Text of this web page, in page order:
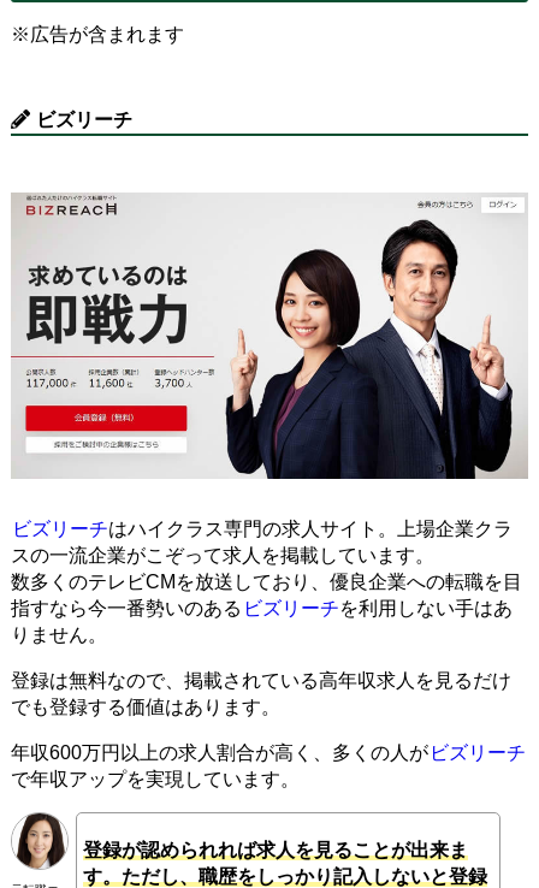
※広告が含まれます
ビズリーチ
ビズリーチはハイクラス専門の求人サイト。上場企業クラ
スの一流企業がこぞって求人を掲載しています。
数多くのテレビCMを放送しており、優良企業への転職を目
指すなら今一番勢いのある ビズリーチを利用しない手はあ
りません。
登録は無料なので、掲載されている高年収求人を見るだけ
でも登録する価値はあります。
年収600万円以上の求人割合が高く、多くの人が ビズリーチ
で年収アップを実現しています。
登録が認められれば求人を見ることが出来ま
す。ただし、職歴をしっかり記入しないと登録